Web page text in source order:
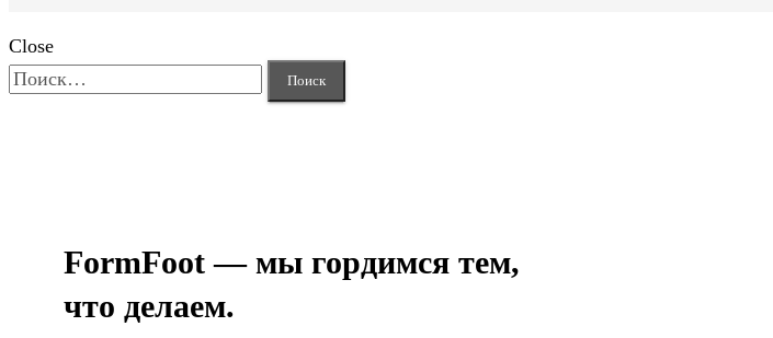
Close
Найти:
FormFoot — мы гордимся тем,
что делаем.